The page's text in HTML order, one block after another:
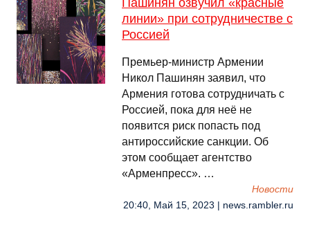
Пашинян озвучил «красные
линии» при сотрудничестве с
Россией
Премьер-министр Армении
Никол Пашинян заявил, что
Армения готова сотрудничать с
Россией, пока для неё не
появится риск попасть под
антироссийские санкции. Об
этом сообщает агентство
«Арменпресс». …
Новости
20:40, Май 15, 2023 | news.rambler.ru